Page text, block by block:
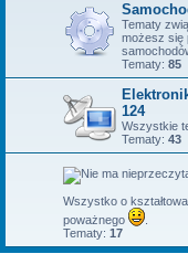
Tematy
możesz się
Tematy: 85
124
Wszystkie
Tematy: 43
Wszystko o
poważnego
Tematy: 17